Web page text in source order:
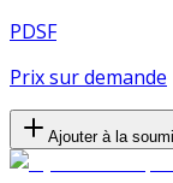
PDSF
Prix sur demande
Ajouter à la